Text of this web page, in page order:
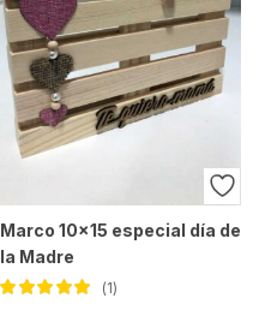
Marco 10×15 especial día de
la Madre
1